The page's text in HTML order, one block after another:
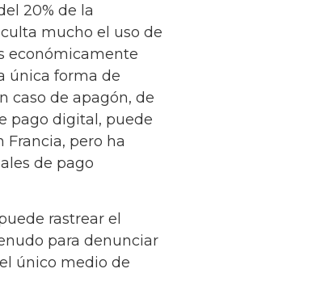
20% de la
mucho el uso de
económicamente
única forma de
caso de apagón, de
pago digital, puede
pero ha
de pago
rastrear el
para denunciar
único medio de